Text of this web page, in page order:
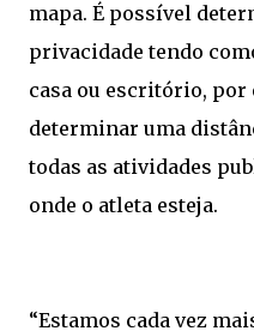
mapa. É possível
privacidade tendo
casa ou escritório, por
determinar uma
todas as atividades
onde o atleta esteja.
“Estamos cada vez